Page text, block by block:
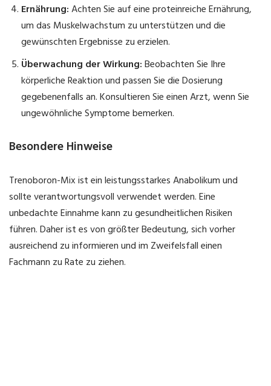
Ernährung:Achten Sie auf eine proteinreiche Ernährung,
um das Muskelwachstum zu unterstützen und die
gewünschten Ergebnisse zu erzielen.
Überwachung der Wirkung:Beobachten Sie Ihre
körperliche Reaktion und passen Sie die Dosierung
gegebenenfalls an. Konsultieren Sie einen Arzt, wenn Sie
ungewöhnliche Symptome bemerken.
Besondere Hinweise
Trenoboron-Mix ist ein leistungsstarkes Anabolikum und
sollte verantwortungsvoll verwendet werden. Eine
unbedachte Einnahme kann zu gesundheitlichen Risiken
führen. Daher ist es von größter Bedeutung, sich vorher
ausreichend zu informieren und im Zweifelsfall einen
Fachmann zu Rate zu ziehen.